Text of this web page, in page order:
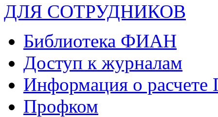
ДЛЯ СОТРУДНИКОВ
Библиотека ФИАН
Доступ к журналам
Информация о
Профком